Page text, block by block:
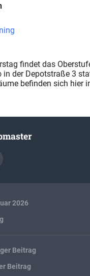
findet das
in der Depotstraße 3
befinden sich hier
2026
Beitrag
Beitrag